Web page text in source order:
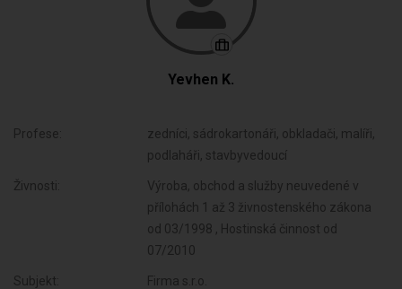
Yevhen K.
Profese:
zedníci, sádrokartonáři, obkladači, malíři,
podlaháři, stavbyvedoucí
Živnosti:
Výroba, obchod a služby neuvedené v
přílohách 1 až 3 živnostenského zákona
od 03/1998 , Hostinská činnost od
07/2010
Subjekt: Firma s.r.o.